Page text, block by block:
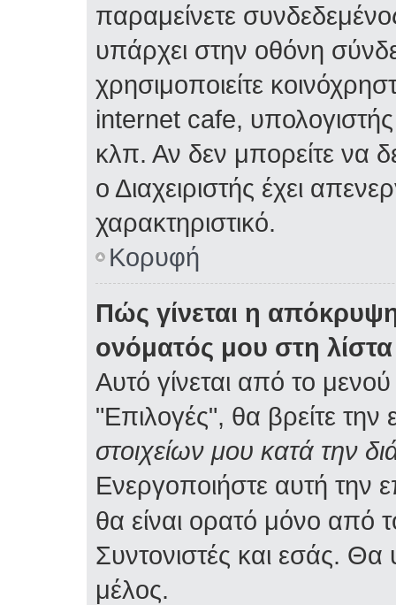
παραμείνετε
υπάρχει στην οθόνη
χρησιμοποιείτε
internet cafe,
κλπ. Αν δεν μπορείτε να
ο Διαχειριστής έχει
χαρακτηριστικό.
Κορυφή
Πώς γίνεται η
ονόματός μου στη
Αυτό γίνεται από το
"Επιλογές", θα βρείτε την
στοιχείων μου κατά την
Ενεργοποιήστε αυτή την
θα είναι ορατό μόνο από
Συντονιστές και εσάς.
μέλος.